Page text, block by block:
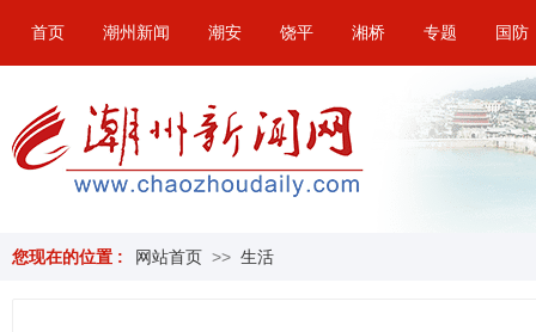
首页 潮州新闻 潮安 饶平 湘桥 专题 国防
您现在的位置 : 网站首页 >> 生活